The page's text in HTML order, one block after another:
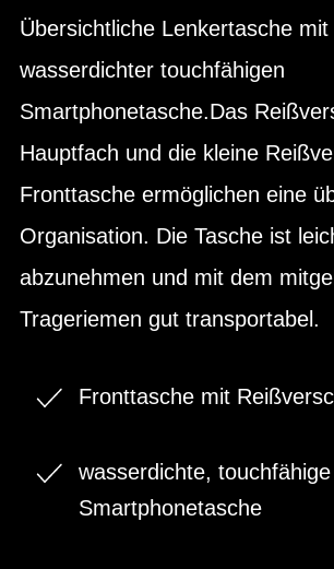
Übersichtliche Lenkertasche
wasserdichter touchfähigen
Smartphonetasche.Das
Hauptfach und die kleine
Fronttasche ermöglichen eine
Organisation. Die Tasche ist
abzunehmen und mit dem
Trageriemen gut transportabel.
Fronttasche mit
wasserdichte, touchfähige
Smartphonetasche